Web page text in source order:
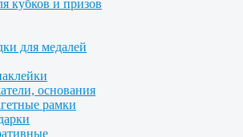
кубков и призов
для медалей
основания
рамки